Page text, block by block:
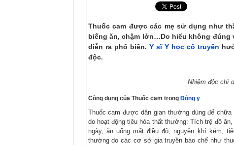
Khám phá cây Đỗ trọng: Bí quyết cho
Cát cánh: Hỗ trợ điều trị bệnh đường hô
Thuốc cam được các mẹ sử dụng như
biếng ăn, chậm lớn…Do hiểu không
diễn ra phổ biến. Y sĩ Y học cổ truyền
độc.
Nhiệm độc chì
Công dụng của Thuốc cam trong Đông y
Thuốc cam được dân gian thường dùng để
do hoạt động tiêu hóa thất thường: Tích trệ đồ
ngày, ăn uống mất điều độ, nguyên khí kém,
thường do các cơ sở gia truyền bào chế như